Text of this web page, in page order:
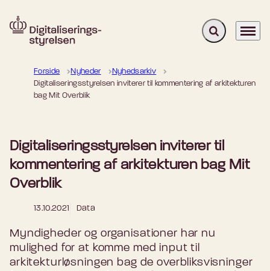
Gå til forsiden Fold søgefelt
Menu
Forside Nyheder
Nyhedsarkiv
Digitaliseringsstyrelsen inviterer til kommentering af arkitekturen
bag Mit Overblik
Digitaliseringsstyrelsen inviterer til
kommentering af arkitekturen bag Mit
Overblik
13.10.2021 Data
Myndigheder og organisationer har nu
mulighed for at komme med input til
arkitekturløsningen bag de overbliksvisninger